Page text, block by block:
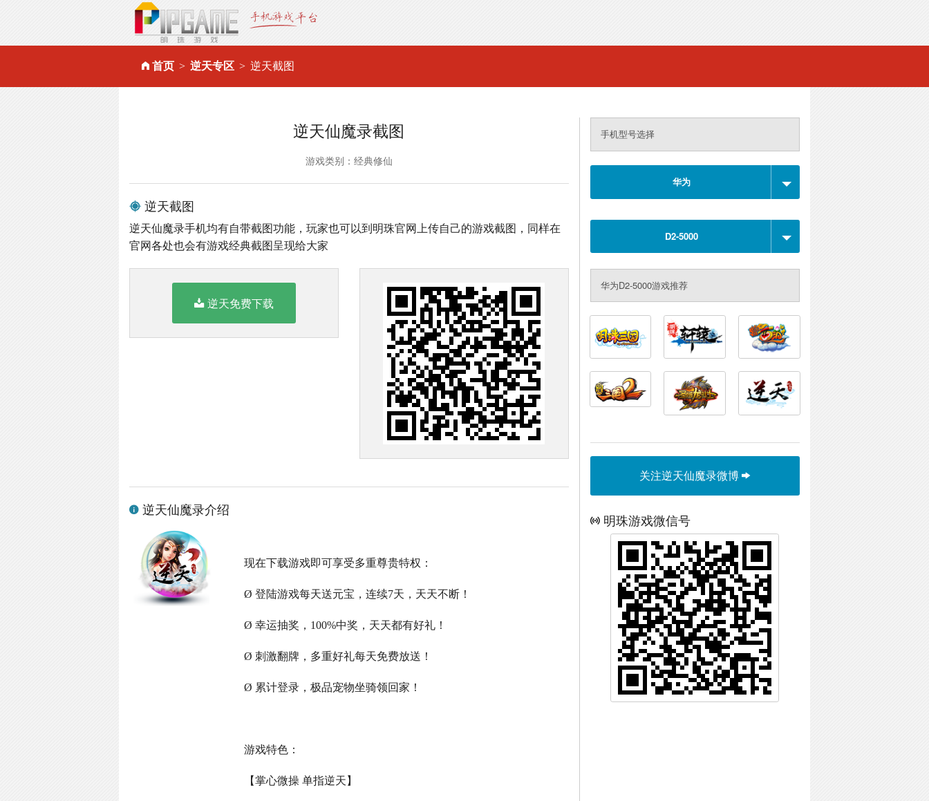
首页 逆天专区 逆天截图
逆天仙魔录截图
游戏类别：经典修仙
逆天截图
逆天仙魔录手机均有自带截图功能，玩家也可以到明珠官网上传自己的游戏截图，同样在
官网各处也会有游戏经典截图呈现给大家
逆天免费下载
逆天仙魔录介绍
现在下载游戏即可享受多重尊贵特权：
Ø 登陆游戏每天送元宝，连续7天，天天不断！
Ø 幸运抽奖，100%中奖，天天都有好礼！
Ø 刺激翻牌，多重好礼每天免费放送！
Ø 累计登录，极品宠物坐骑领回家！
游戏特色：
【掌心微操 单指逆天】
手机型号选择
华为
D2-5000
华为D2-5000游戏推荐
关注逆天仙魔录微博
明珠游戏微信号